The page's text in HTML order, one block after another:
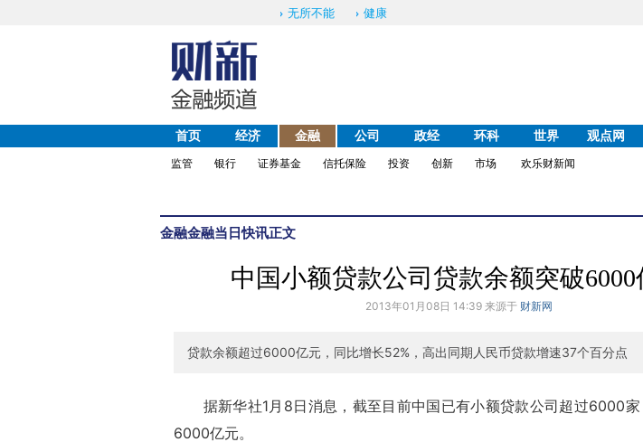
无所不能 健康
首页 经济 金融 公司 政经 环科 世界 观点网
监管
银行 证券基金 信托保险 投资 创新 市场 欢乐财新闻
金融金融当日快讯正文
中国小额贷款公司贷款余额突破6000
2013年01月08日 14:39 来源于 财新网
贷款余额超过6000亿元，同比增长52%，高出同期人民币贷款增速37个百分点
据新华社1月8日消息，截至目前中国已有小额贷款公司超过6000家
6000亿元。